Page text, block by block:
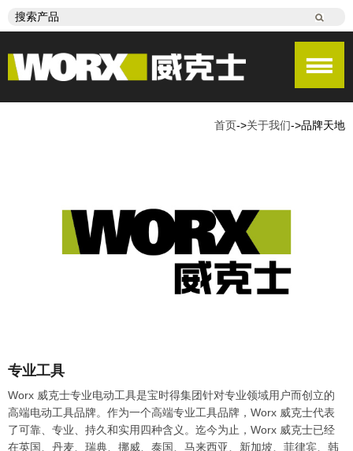
首页->关于我们->品牌天地
专业工具
Worx 威克士专业电动工具是宝时得集团针对专业领域用户而创立的
高端电动工具品牌。作为一个高端专业工具品牌，Worx 威克士代表
了可靠、专业、持久和实用四种含义。迄今为止，Worx 威克士已经
在英国、丹麦、瑞典、挪威、泰国、马来西亚、新加坡、菲律宾、韩